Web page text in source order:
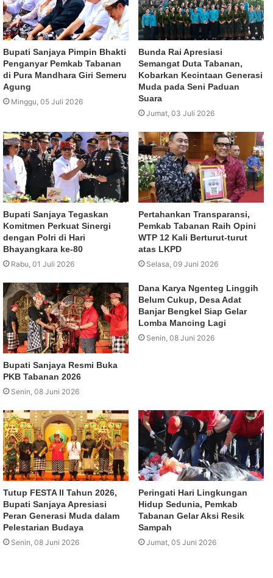
Bupati Sanjaya Pimpin Bhakti
Penganyar Pemkab Tabanan
di Pura Mandhara Giri Semeru
Agung
Minggu, 05 Juli 2026
Bunda Rai Apresiasi
Semangat Duta Tabanan,
Kobarkan Kecintaan Generasi
Muda pada Seni Paduan
Suara
Jumat, 03 Juli 2026
Bupati Sanjaya Tegaskan
Komitmen Perkuat Sinergi
dengan Polri di Hari
Bhayangkara ke-80
Rabu, 01 Juli 2026
Pertahankan Transparansi,
Pemkab Tabanan Raih Opini
WTP 12 Kali Berturut-turut
atas LKPD
Selasa, 09 Juni 2026
Bupati Sanjaya Resmi Buka
PKB Tabanan 2026
Senin, 08 Juni 2026
Dana Karya Ngenteg Linggih
Belum Cukup, Desa Adat
Banjar Bengkel Siap Gelar
Lomba Mancing Lagi
Senin, 08 Juni 2026
Tutup FESTA II Tahun 2026,
Bupati Sanjaya Apresiasi
Peran Generasi Muda dalam
Pelestarian Budaya
Senin, 08 Juni 2026
Peringati Hari Lingkungan
Hidup Sedunia, Pemkab
Tabanan Gelar Aksi Resik
Sampah
Jumat, 05 Juni 2026